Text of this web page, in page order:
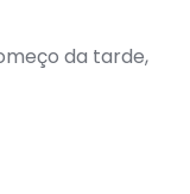
da tarde,